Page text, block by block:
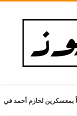
بمعسكرين لحازم أحمد في